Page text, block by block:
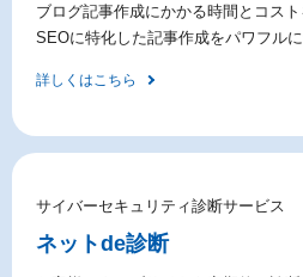
ブログ記事作成にかかる時間とコス
SEOに特化した記事作成をパワフルに
詳しくはこちら
サイバーセキュリティ診断サービス
ネットde診断